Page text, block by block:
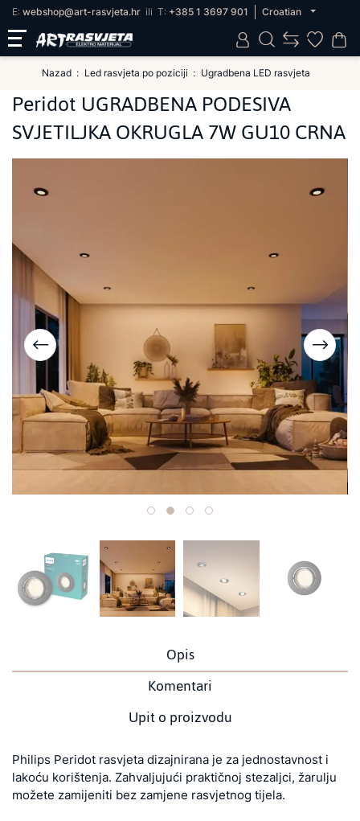
E: webshop@art-rasvjeta.hr ili T: +385 1 3697 901 Croatian
Nazad Led rasvjeta po poziciji Ugradbena LED rasvjeta
Peridot UGRADBENA PODESIVA
SVJETILJKA OKRUGLA 7W GU10 CRNA
Opis
Komentari
Upit o proizvodu
Philips Peridot rasvjeta dizajnirana je za jednostavnost i
lakoću korištenja. Zahvaljujući praktičnoj stezaljci, žarulju
možete zamijeniti bez zamjene rasvjetnog tijela.